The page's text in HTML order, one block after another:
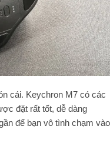
cái. Keychron M7 có các
đặt rất tốt, dễ dàng
để bạn vô tình chạm vào